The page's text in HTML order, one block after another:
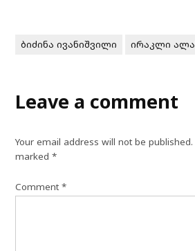
ბიძინა ივანიშვილი ირაკლი
Leave a comment
Your email address will not be published.
marked*
Comment*